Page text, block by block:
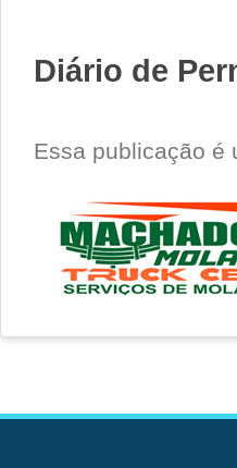
Diário de
Essa publicação é